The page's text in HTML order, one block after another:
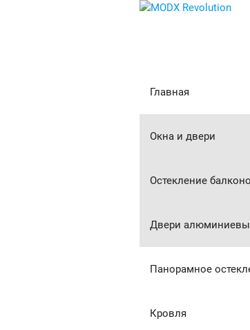
Главная
Окна и двери
Остекление
Двери
Панорамное
Кровля